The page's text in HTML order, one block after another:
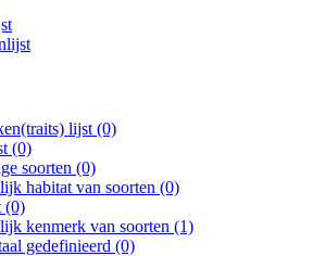
lijst (0)
(0)
soorten (0)
habitat van soorten (0)
(0)
kenmerk van soorten (1)
gedefinieerd (0)